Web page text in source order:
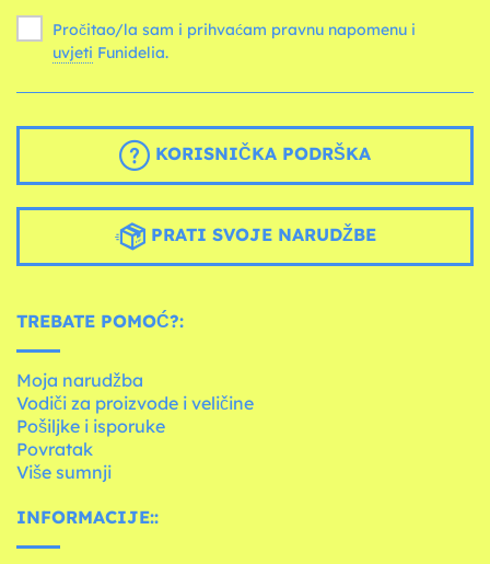
Pročitao/la sam i prihvaćam pravnu napomenu i
uvjeti Funidelia.
KORISNIČKA PODRŠKA
PRATI SVOJE NARUDŽBE
TREBATE POMOĆ?:
Moja narudžba
Vodiči za proizvode i veličine
Pošiljke i isporuke
Povratak
Više sumnji
INFORMACIJE::